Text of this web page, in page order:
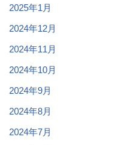
2025年1月
2024年12月
2024年11月
2024年10月
2024年9月
2024年8月
2024年7月